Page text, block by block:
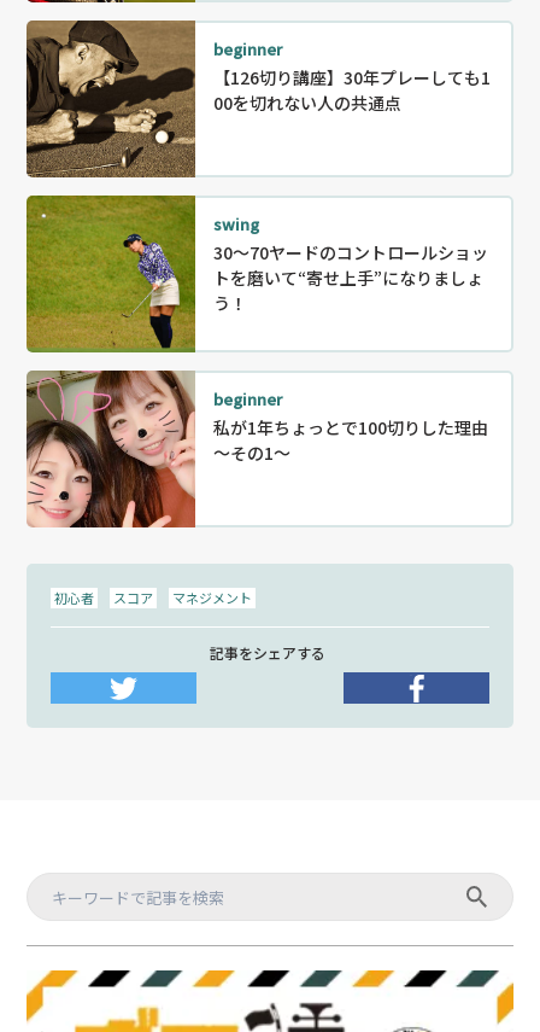
beginner
【126切り講座】30年プレーしても1
00を切れない人の共通点
swing
30〜70ヤードのコントロールショッ
トを磨いて“寄せ上手”になりましょ
う！
beginner
私が1年ちょっとで100切りした理由
～その1～
初心者 スコア マネジメント
記事をシェアする